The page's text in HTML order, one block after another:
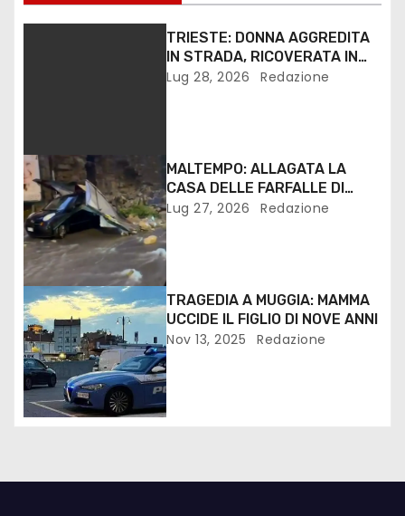
TRIESTE: DONNA AGGREDITA
IN STRADA, RICOVERATA IN
OSPEDALE IN GRAVI
Lug 28, 2026 Redazione
MALTEMPO: ALLAGATA LA
CASA DELLE FARFALLE DI
BORDANO, DANNI A TRIESTE
Lug 27, 2026 Redazione
TRAGEDIA A MUGGIA: MAMMA
UCCIDE IL FIGLIO DI NOVE ANNI
Nov 13, 2025 Redazione